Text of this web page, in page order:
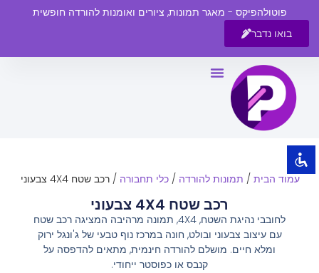
visibility_off השבת את ההבזקים
title סמן כותרות
צבע רקע
zoom_out
zoom_in זום (הגדלה)
הקטנת גופן
הגדלת גופן
פוטולהפיקס - מאגר תמונות, ציורים ואומנות להורדה חופשית
בואו נדבר
עמוד הבית/ תמונות להורדה / כלי תחבורה / רכב שטח 4X4 צבעוני
רכב שטח 4X4 צבעוני
לחובבי נהיגת השטח, 4X4, תמונה מרהיבה המציגה רכב שטח
עם עיצוב צבעוני ובולט, חונה במרכז נוף טבעי של ג'ונגל ירוק
ומלא חיים. מושלם להורדה חינמית, מתאים להדפסה על
קנבס או כפוסטר ייחודי.